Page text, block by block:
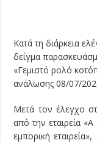
Κατά τη διάρκεια
δείγμα
«Γεμιστό ρολό
ανάλωσης 08/07/
Μετά τον έλεγχο
από την εταιρεία
εμπορική